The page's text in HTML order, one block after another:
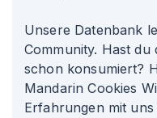
Unsere Datenbank
Community. Hast du
schon konsumiert?
Mandarin Cookies
Erfahrungen mit